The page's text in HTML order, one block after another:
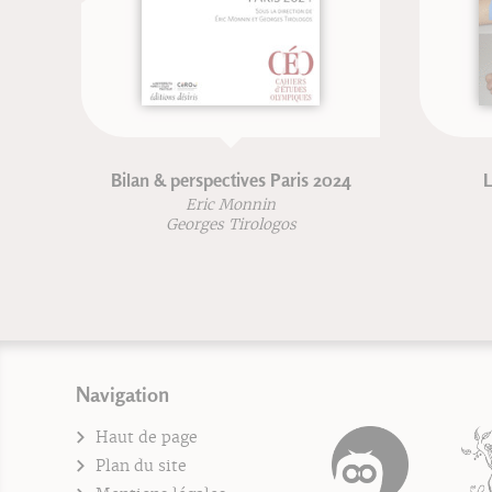
Bilan & perspectives Paris 2024
Eric Monnin
Georges Tirologos
Navigation
Haut de page
Plan du site